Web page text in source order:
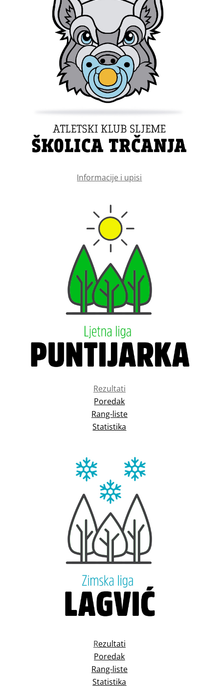
Informacije i upisi
Rezultati
Poredak
Rang-liste
Statistika
Rezultati
Poredak
Rang-liste
Statistika